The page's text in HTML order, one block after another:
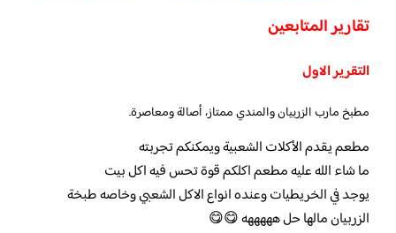
تقارير المتابعين
التقرير الاول
مطبخ مارب الزربيان والمندي ممتاز، أصالة ومعاصرة.
مطعم يقدم الأكلات الشعبية ويمكنكم تجربته
ما شاء الله عليه مطعم اكلكم قوة تحس فيه اكل بيت
يوجد في الخريطيات وعنده انواع الاكل الشعبي وخاصه طبخة
الزربيان مالها حل هههههه 😋😋